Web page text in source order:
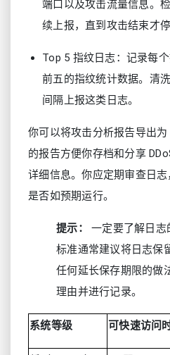
端口以及攻击流量信息。
续上报，直到攻击结束才停
Top 5 指纹日志：记录每
前五的指纹统计数据。清
间隔上报这类日志。
你可以将攻击分析报告导出为
的报告方便你存档和分享
详细信息。你应定期审查日
是否如预期运行。
提示：
一定要了解日
标准通常建议将日志保
任何延长保存期限的做
理由并进行记录。
系统等级 可快速访问